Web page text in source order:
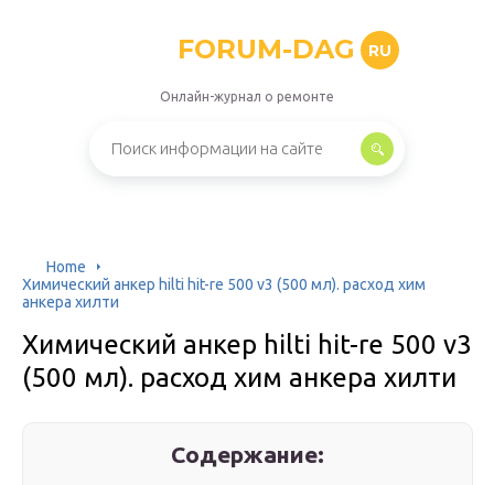
FORUM-DAG RU
Онлайн-журнал о ремонте
Home
Химический анкер hilti hit-re 500 v3 (500 мл). расход хим
анкера хилти
Химический анкер hilti hit-re 500 v3
(500 мл). расход хим анкера хилти
Содержание: